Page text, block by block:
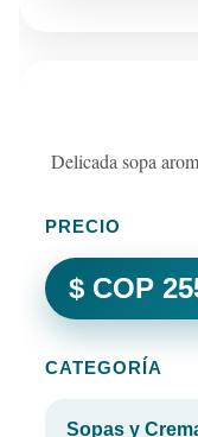
Delicada sopa
PRECIO
$ COP
CATEGORÍA
Sopas y